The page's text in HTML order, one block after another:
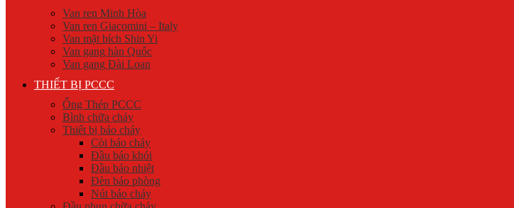
Van ren Minh Hòa
Van ren Giacomini – Italy
Van mặt bích Shin Yi
Van gang hàn Quốc
Van gang Đài Loan
THIẾT BỊ PCCC
Ống Thép PCCC
Bình chữa cháy
Thiết bị báo cháy
Còi báo cháy
Đầu báo khói
Đầu báo nhiệt
Đèn báo phòng
Nút báo cháy